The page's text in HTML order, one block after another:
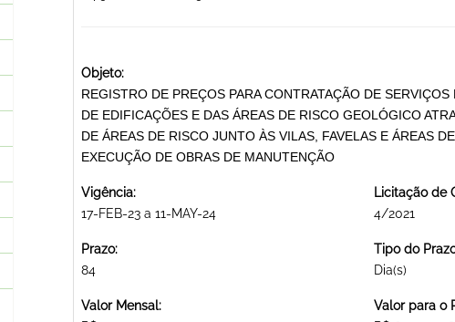
Objeto:
REGISTRO DE PREÇOS PARA CONTRATAÇÃO DE
DE EDIFICAÇÕES E DAS ÁREAS DE RISCO GEOLÓGICO
DE ÁREAS DE RISCO JUNTO ÀS VILAS, FAVELAS E ÁREAS
EXECUÇÃO DE OBRAS DE MANUTENÇÃO
Vigência:
17-FEB-23 a 11-MAY-24
Licitação de
4/2021
Prazo:
84
Tipo do
Dia(s)
Valor Mensal:
Valor para o